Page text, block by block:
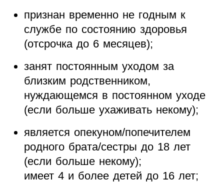
признан временно не годным к
службе по состоянию здоровья
(отсрочка до 6 месяцев);
занят постоянным уходом за
близким родственником,
нуждающемся в постоянном уходе
(если больше ухаживать некому);
является опекуном/попечителем
родного брата/сестры до 18 лет
(если больше некому);
имеет 4 и более детей до 16 лет;